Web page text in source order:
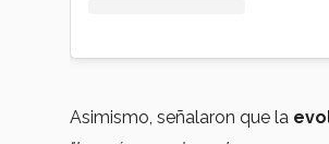
Asimismo, señalaron que la